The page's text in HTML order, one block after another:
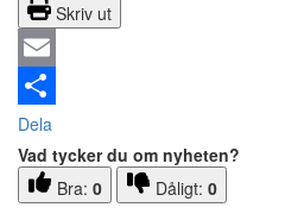
Skriv ut
Email
Dela
Vad tycker du om nyheten?
Bra: 0 Dåligt: 0